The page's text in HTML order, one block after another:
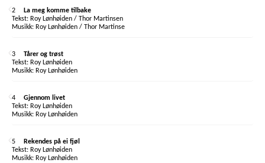
2
La meg komme tilbake
Roy Lønhøiden / Thor Martinsen
Roy Lønhøiden / Thor Martinse
3
Tårer og trøst
Roy Lønhøiden
Roy Lønhøiden
4
Gjennom livet
Roy Lønhøiden
Roy Lønhøiden
5
Rekendes på ei fjøl
Roy Lønhøiden
Roy Lønhøiden